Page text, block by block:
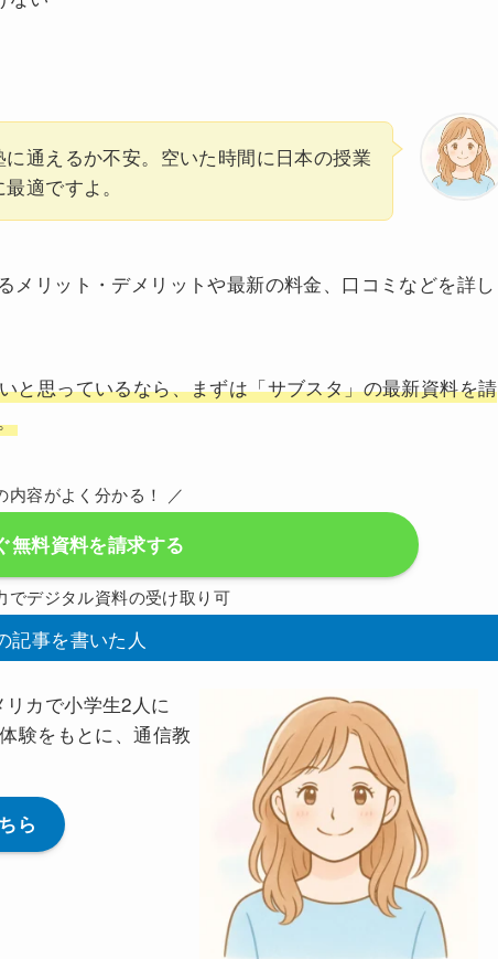
に通えるか不安。空いた時間に日本の授業
適ですよ。
メリット・デメリットや最新の料金、口コミなどを詳し
と思っているなら、まずは「サブスタ」の最新資料を請
内容がよく分かる！ ／
無料資料を請求する
でデジタル資料の受け取り可
記事を書いた人
カで小学生2人に
験をもとに、通信教
ら